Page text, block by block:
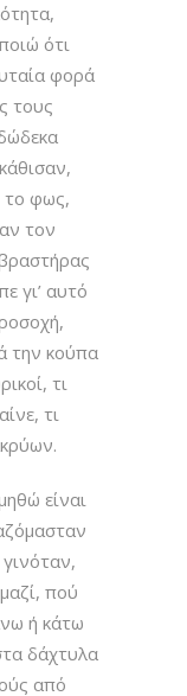
ότι
φορά
τους
το φως,
τον
γι’ αυτό
την κούπα
τι
τι
είναι
πού
ή κάτω
δάχτυλα
από